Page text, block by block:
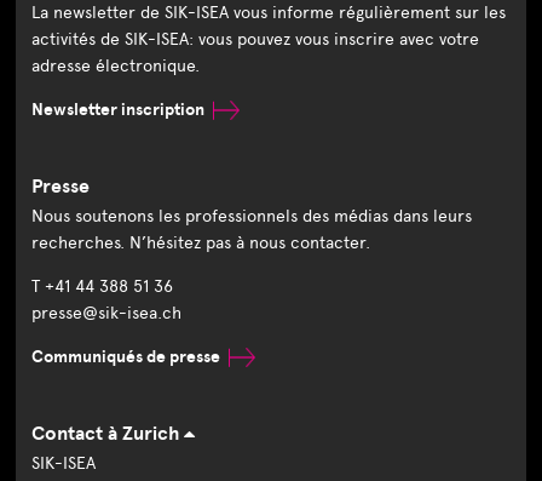
La newsletter de SIK-ISEA vous informe régulièrement sur les
activités de SIK-ISEA: vous pouvez vous inscrire avec votre
adresse électronique.
Newsletter inscription
Presse
Nous soutenons les professionnels des médias dans leurs
recherches. N’hésitez pas à nous contacter.
T +41 44 388 51 36
presse@sik-isea.ch
Communiqués de presse
Contact à Zurich
SIK-ISEA